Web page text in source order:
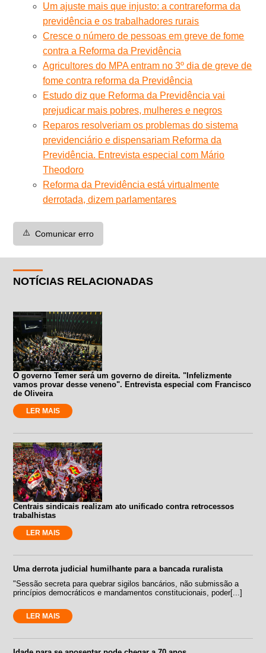
Um ajuste mais que injusto: a contrareforma da
previdência e os trabalhadores rurais
Cresce o número de pessoas em greve de fome
contra a Reforma da Previdência
Agricultores do MPA entram no 3º dia de greve de
fome contra reforma da Previdência
Estudo diz que Reforma da Previdência vai
prejudicar mais pobres, mulheres e negros
Reparos resolveriam os problemas do sistema
previdenciário e dispensariam Reforma da
Previdência. Entrevista especial com Mário
Theodoro
Reforma da Previdência está virtualmente
derrotada, dizem parlamentares
⚠️ Comunicar erro
NOTÍCIAS RELACIONADAS
O governo Temer será um governo de direita. "Infelizmente
vamos provar desse veneno". Entrevista especial com Francisco
de Oliveira
LER MAIS
Centrais sindicais realizam ato unificado contra retrocessos
trabalhistas
LER MAIS
Uma derrota judicial humilhante para a bancada ruralista
"Sessão secreta para quebrar sigilos bancários, não submissão a
princípios democráticos e mandamentos constitucionais, poder[...]
LER MAIS